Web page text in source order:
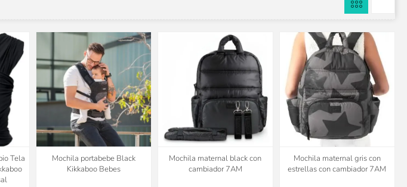
Tela
Mochila portabebe Black
Kikkaboo Bebes
Mochila maternal black con
cambiador 7AM
Mochila maternal gris con
estrellas con cambiador 7AM